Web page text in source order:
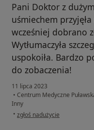
Pani Doktor z
uśmiechem
wcześniej dobrano
Wytłumaczyła
uspokoiła. Bardzo
do zobaczenia!
11 lipca 2023
• Centrum Medyczne
Inny
• w opinii użytkownika Maja z
zgłoś nadużycie